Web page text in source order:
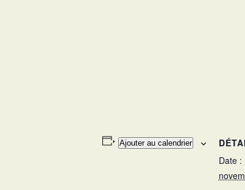
Ajouter au calendrier
Date :